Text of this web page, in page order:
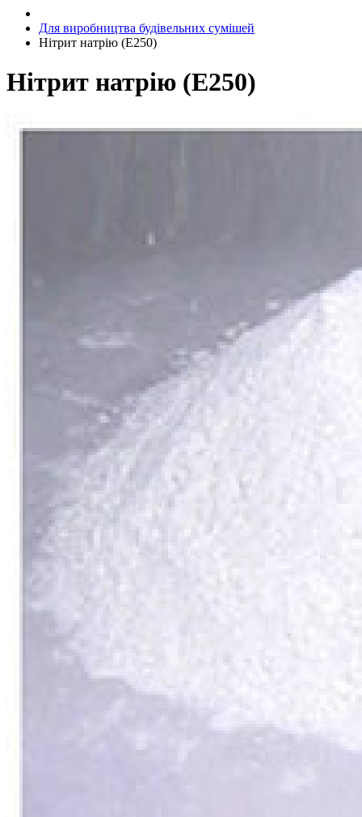
Для виробництва будівельних сумішей
Нітрит натрію (Е250)
Нітрит натрію (Е250)